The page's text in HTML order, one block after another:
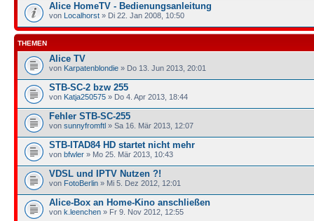
Alice HomeTV - Bedienungsanleitung
von Localhorst » Di 22. Jan 2008, 10:50
THEMEN
Alice TV
von Karpatenblondie » Do 13. Jun 2013, 20:01
STB-SC-2 bzw 255
von Katja250575 » Do 4. Apr 2013, 18:44
Fehler STB-SC-255
von sunnyfromftl » Sa 16. Mär 2013, 12:07
STB-ITAD84 HD startet nicht mehr
von bfwler » Mo 25. Mär 2013, 10:43
VDSL und IPTV Nutzen ?!
von FotoBerlin » Mi 5. Dez 2012, 12:01
Alice-Box an Home-Kino anschließen
von k.leenchen » Fr 9. Nov 2012, 12:55